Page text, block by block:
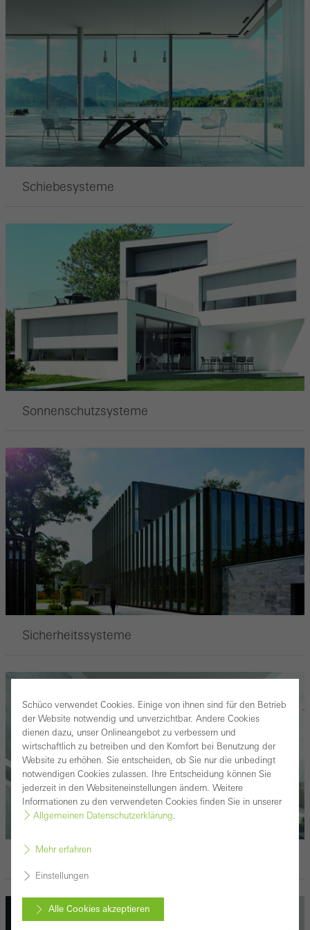
Schiebesysteme
Sonnenschutzsysteme
Sicherheitssysteme
Brand- und Rauchschutz
Schüco verwendet Cookies. Einige von ihnen sind für den Betrieb
der Website notwendig und unverzichtbar. Andere Cookies
dienen dazu, unser Onlineangebot zu verbessern und
wirtschaftlich zu betreiben und den Komfort bei Benutzung der
Website zu erhöhen. Sie entscheiden, ob Sie nur die unbedingt
notwendigen Cookies zulassen. Ihre Entscheidung können Sie
jederzeit in den Websiteneinstellungen ändern. Weitere
Informationen zu den verwendeten Cookies finden Sie in unserer
Allgemeinen Datenschutzerklärung
Mehr erfahren
Einstellungen
Alle Cookies akzeptieren